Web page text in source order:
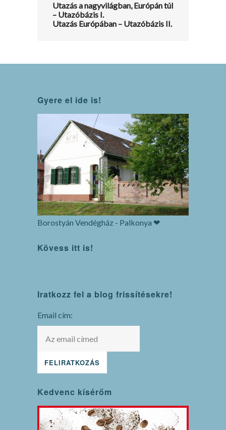
Utazás a nagyvilágban, Európán túl
– Utazóbázis I.
Utazás Európában – Utazóbázis II.
Gyere el ide is!
Borostyán Vendégház - Palkonya ❤
Kövess itt is!
Iratkozz fel a blog frissítésekre!
Email cím:
Kedvenc kísérőm